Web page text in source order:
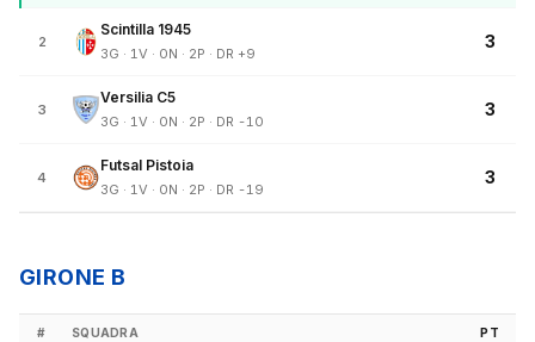
2
Scintilla 1945
3G · 1V · 0N · 2P · DR +9
3
3
Versilia C5
3G · 1V · 0N · 2P · DR -10
3
4
Futsal Pistoia
3G · 1V · 0N · 2P · DR -19
3
GIRONE B
# SQUADRA PT